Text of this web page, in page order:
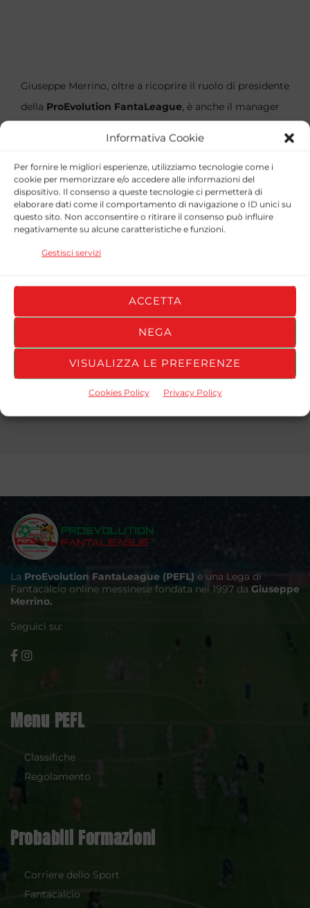
Informativa Cookie
Per fornire le migliori esperienze, utilizziamo tecnologie come i
cookie per memorizzare e/o accedere alle informazioni del
dispositivo. Il consenso a queste tecnologie ci permetterà di
elaborare dati come il comportamento di navigazione o ID unici su
questo sito. Non acconsentire o ritirare il consenso può influire
negativamente su alcune caratteristiche e funzioni.
Gestisci servizi
ACCETTA
NEGA
VISUALIZZA LE PREFERENZE
Cookies Policy Privacy Policy
Giuseppe Merrino, oltre a ricoprire il ruolo di presidente
della ProEvolution FantaLeague, è anche il manager
complessivi: 3FantaCampionati, 4 FantaCoppee 3
FantaSupercoppe .
Sin dal suo esordio, avvenuto nel lontano1997
siede stabilmente sulla panchina dell’Atletico
tutta la sua carriera.
La ProEvolution FantaLeague (PEFL) è una Lega di
Fantacalcio online messinese fondata nel 1997 da Giuseppe
Merrino.
Seguici su:
Menu PEFL
Classifiche
Regolamento
Probabili Formazioni
Corriere dello Sport
Fantacalcio